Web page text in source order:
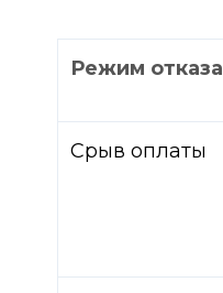
Режим отказа
Срыв оплаты